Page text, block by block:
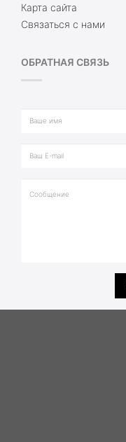
Карта сайта
Связаться с нами
ОБРАТНАЯ СВЯЗЬ